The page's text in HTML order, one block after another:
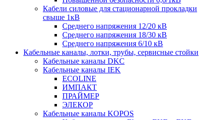
Кабели силовые для стационарной прокладки
свыше 1кВ
Среднего напряжения 12/20 кВ
Среднего напряжения 18/30 кВ
Среднего напряжения 6/10 кВ
Кабельные каналы, лотки, трубы, сервисные стойки
Кабельные каналы DKC
Кабельные каналы IEK
ECOLINE
ИМПАКТ
ПРАЙМЕР
ЭЛЕКОР
Кабельные каналы KOPOS